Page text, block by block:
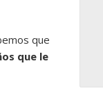
que
que le